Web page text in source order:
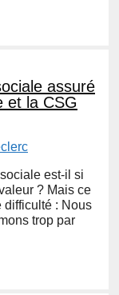
assuré
et la CSG
est-il si
? Mais ce
difficulté : Nous
trop par